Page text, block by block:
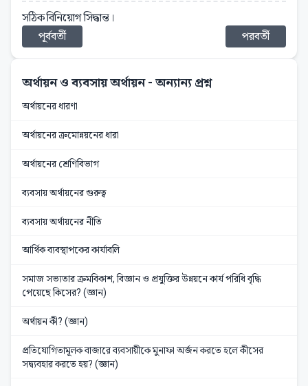
সঠিক বিনিয়োগ সিদ্ধান্ত।
পূর্ববর্তী
পরবর্তী
অর্থায়ন ও ব্যবসায় অর্থায়ন- অন্যান্য প্রশ্ন
অর্থায়নের ধারণা
অর্থায়নের ক্রমোন্নয়নের ধারা
অর্থায়নের শ্রেণিবিভাগ
ব্যবসায় অর্থায়নের গুরুত্ব
ব্যবসায় অর্থায়নের নীতি
আর্থিক ব্যবস্থাপকের কার্যাবলি
সমাজ সভ্যতার ক্রমবিকাশ, বিজ্ঞান ও প্রযুক্তির উন্নয়নে কার্য পরিধি বৃদ্ধি
পেয়েছে কিসের? (জ্ঞান)
অর্থায়ন কী? (জ্ঞান)
প্রতিযোগিতামূলক বাজারে ব্যবসায়ীকে মুনাফা অর্জন করতে হলে কীসের
সদ্ব্যবহার করতে হয়? (জ্ঞান)